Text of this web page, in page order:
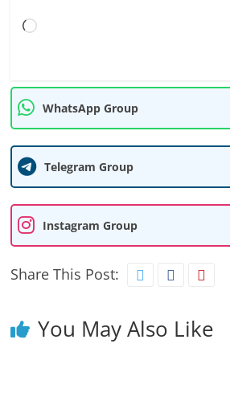
Loading…
WhatsApp Group
Telegram Group
Instagram Group
Share This Post:
You May Also Like